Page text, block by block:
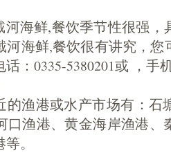
鲜,餐饮季节性很强，
河海鲜,餐饮很有讲究，您
：0335-5380201或 ，手
港或水产市场有：石
口渔港、黄金海岸渔港、
。